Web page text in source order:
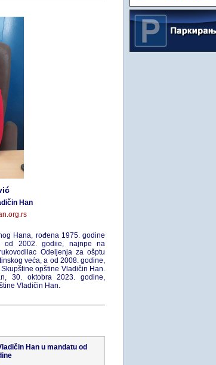
Han
Hana, rođena 1975. godine
od 2002. godiie, najnpe na
Odeljenja za ošptu
veća, a od 2008. godine,
opštine Vladičin Han.
30. oktobra 2023. godine,
Vladičin Han.
Han u mandatu od